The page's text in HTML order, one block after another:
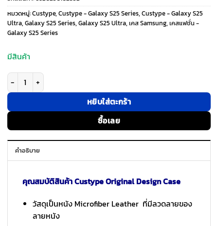
was: is:
หมวดหมู่:Custype, Custype - Galaxy S25 Series, Custype - Galaxy S25
Ultra, Galaxy S25 Series, Galaxy S25 Ultra, เคส Samsung, เคสแฟชั่น -
Galaxy S25 Series
มีสินค้า
จำนวน Custype รุ่น Original Design Case - Bundle Set - เคส Galaxy
หยิบใส่ตะกร้า
ซื้อเลย
คำอธิบาย
คุณสมบัติสินค้า Custype Original Design Case
วัสดุเป็นหนัง Microfiber Leather ที่มีลวดลายของ
ลายหนัง